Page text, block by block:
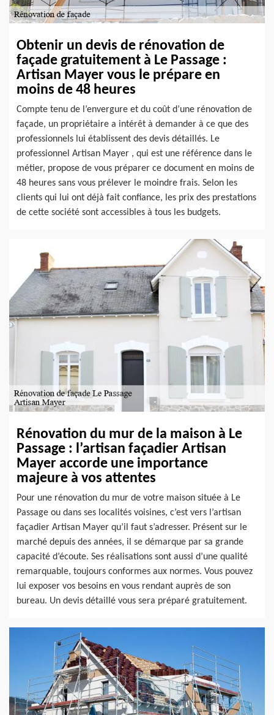
Obtenir un devis de rénovation de
façade gratuitement à Le Passage :
Artisan Mayer vous le prépare en
moins de 48 heures
Compte tenu de l’envergure et du coût d’une rénovation de
façade, un propriétaire a intérêt à demander à ce que des
professionnels lui établissent des devis détaillés. Le
professionnel Artisan Mayer , qui est une référence dans le
métier, propose de vous préparer ce document en moins de
48 heures sans vous prélever le moindre frais. Selon les
clients qui lui ont déjà fait confiance, les prix des prestations
de cette société sont accessibles à tous les budgets.
Rénovation du mur de la maison à Le
Passage : l’artisan façadier Artisan
Mayer accorde une importance
majeure à vos attentes
Pour une rénovation du mur de votre maison située à Le
Passage ou dans ses localités voisines, c’est vers l’artisan
façadier Artisan Mayer qu’il faut s’adresser. Présent sur le
marché depuis des années, il se démarque par sa grande
capacité d’écoute. Ses réalisations sont aussi d’une qualité
remarquable, toujours conformes aux normes. Vous pouvez
lui exposer vos besoins en vous rendant auprès de son
bureau. Un devis détaillé vous sera préparé gratuitement.